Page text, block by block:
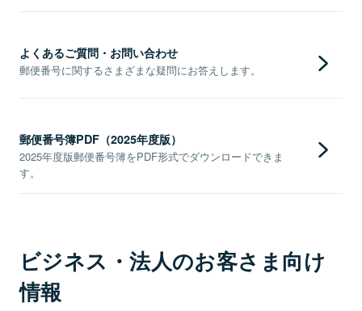
よくあるご質問・お問い合わせ
郵便番号に関するさまざまな疑問にお答えします。
郵便番号簿PDF（2025年度版）
2025年度版郵便番号簿をPDF形式でダウンロードできま
す。
ビジネス・法人のお客さま向け
情報